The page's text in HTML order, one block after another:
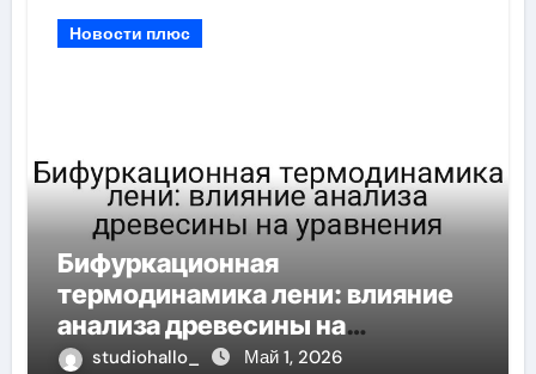
Новости плюс
Бифуркационная
термодинамика лени: влияние
анализа древесины на
уравнения
studiohallo_ Май 1, 2026